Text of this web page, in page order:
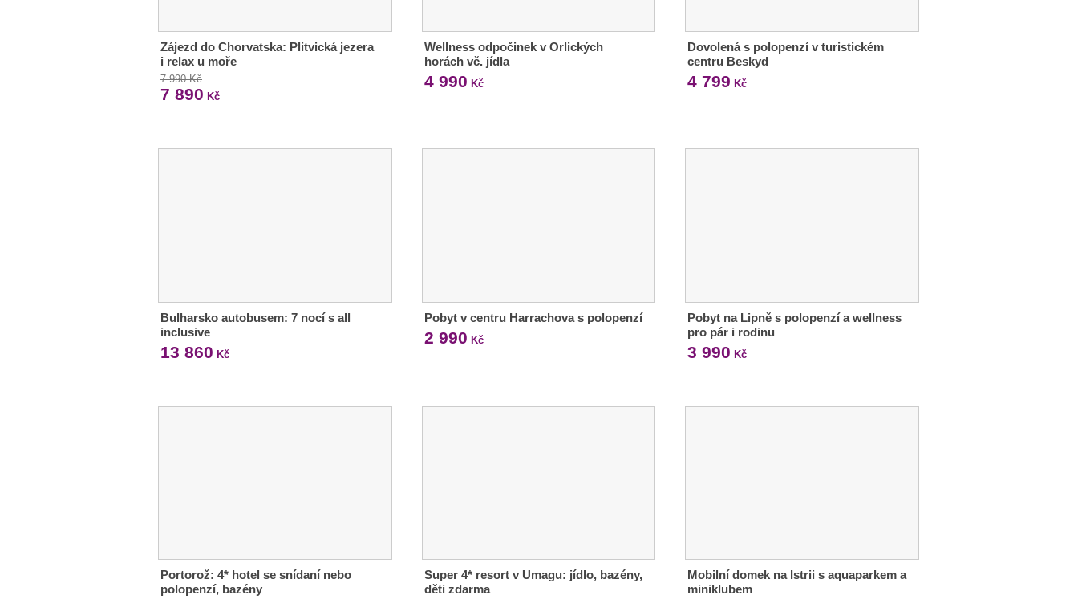
Zájezd do Chorvatska: Plitvická jezera
i relax u moře
7 990 Kč
7 890 Kč
Wellness odpočinek v Orlických
horách vč. jídla
4 990 Kč
Dovolená s polopenzí v turistickém
centru Beskyd
4 799 Kč
Bulharsko autobusem: 7 nocí s all
inclusive
13 860 Kč
Pobyt v centru Harrachova s polopenzí
2 990 Kč
Pobyt na Lipně s polopenzí a wellness
pro pár i rodinu
3 990 Kč
Portorož: 4* hotel se snídaní nebo
polopenzí, bazény
Super 4* resort v Umagu: jídlo, bazény,
děti zdarma
Mobilní domek na Istrii s aquaparkem a
miniklubem